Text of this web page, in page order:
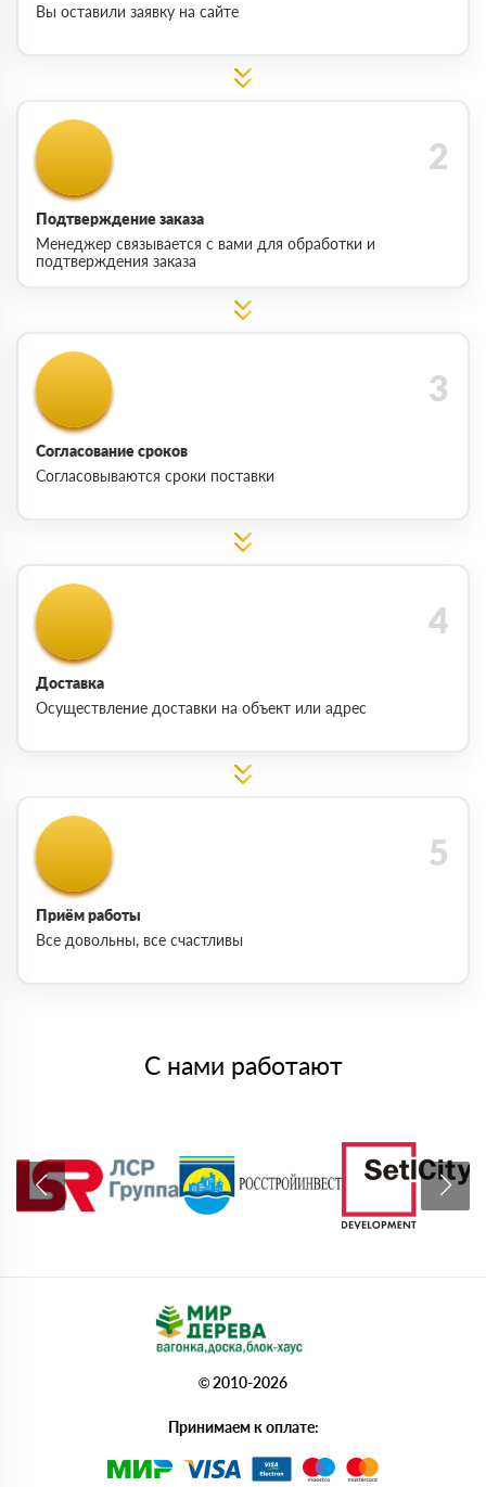
Вы оставили заявку на сайте
Подтверждение заказа
Менеджер связывается с вами для обработки и
подтверждения заказа
Согласование сроков
Согласовываются сроки поставки
Доставка
Осуществление доставки на объект или адрес
Приём работы
Все довольны, все счастливы
С нами работают
© 2010-2026
Принимаем к оплате: